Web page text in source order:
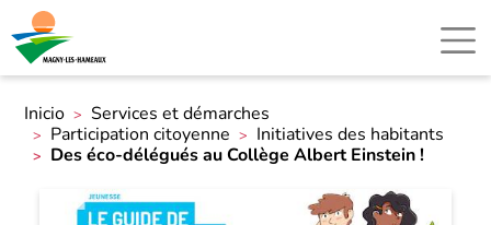
Inicio
Services et démarches
Participation citoyenne
Initiatives des habitants
Des éco-délégués au Collège Albert Einstein !